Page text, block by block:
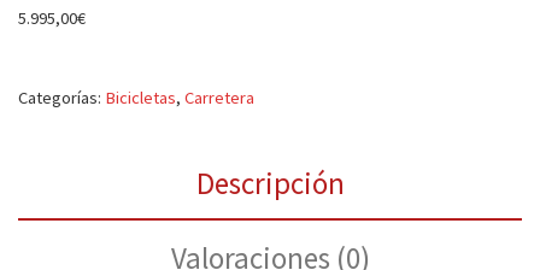
5.995,00€
Categorías: Bicicletas, Carretera
Descripción
Valoraciones (0)